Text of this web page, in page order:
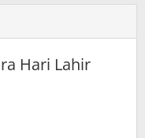
Hari Lahir